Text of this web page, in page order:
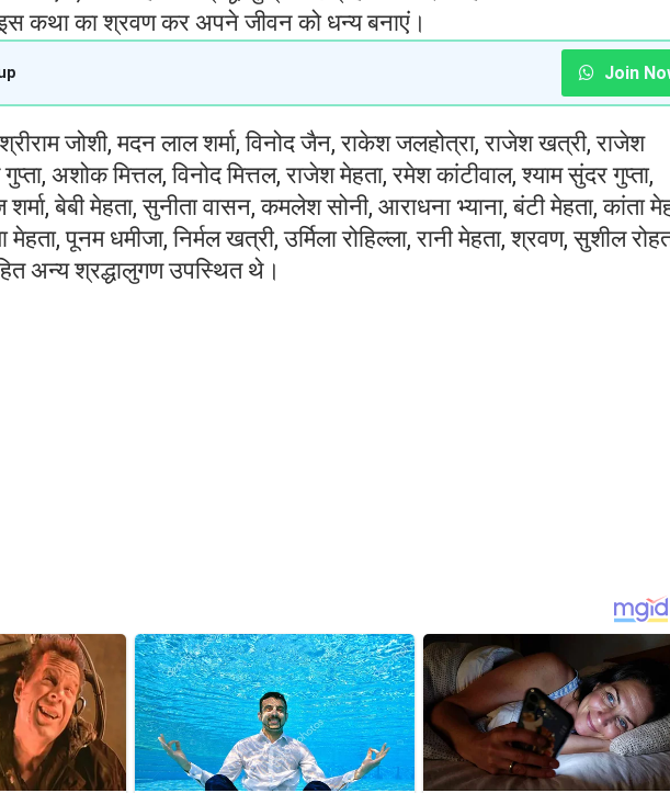
इस कथा का श्रवण कर अपने जीवन को धन्य बनाएं।
Join
जोशी, मदन लाल शर्मा, विनोद जैन, राकेश जलहोत्रा, राजेश खत्री, राजेश
अशोक मित्तल, विनोद मित्तल, राजेश मेहता, रमेश कांटीवाल, श्याम सुंदर गुप्ता,
बेबी मेहता, सुनीता वासन, कमलेश सोनी, आराधना भ्याना, बंटी मेहता, कांता
मेहता, पूनम धमीजा, निर्मल खत्री, उर्मिला रोहिल्ला, रानी मेहता, श्रवण, सुशील
अन्य श्रद्धालुगण उपस्थित थे।